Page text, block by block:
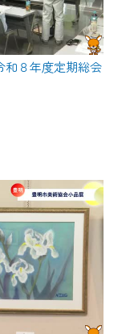
和８年度定期総会